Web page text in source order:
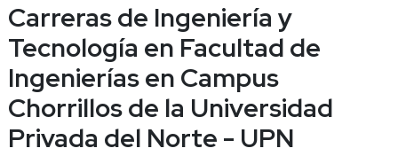
Carreras de Ingeniería y
Tecnología en Facultad de
Ingenierías en Campus
Chorrillos de la Universidad
Privada del Norte - UPN